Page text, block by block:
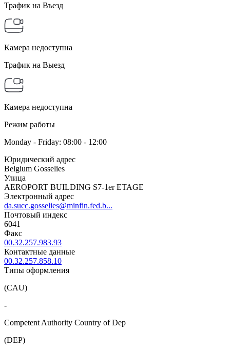
Трафик на Въезд
Камера недоступна
Трафик на Выезд
Камера недоступна
Режим работы
Monday - Friday: 08:00 - 12:00
Юридический адрес
Belgium Gosselies
Улица
AEROPORT BUILDING S7-1er ETAGE
Электронный адрес
da.succ.gosselies@minfin.fed.b...
Почтовый индекс
6041
Факс
00.32.257.983.93
Контактные данные
00.32.257.858.10
Типы оформления
(CAU)
-
Competent Authority Country of Dep
(DEP)